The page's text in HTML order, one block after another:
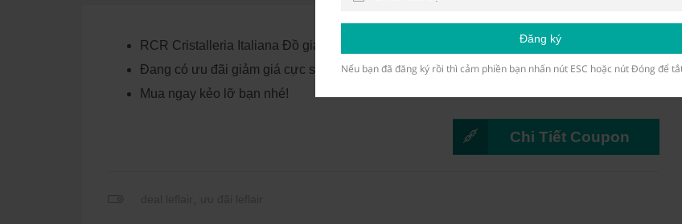
RCR Cristalleria Italiana Đồ gia dụng hàng hiệu trên Leflair
Đang có ưu đãi giảm giá cực sâu 80%mỗi sản phẩm
Mua ngay kẻo lỡ bạn nhé!
Chi Tiết Coupon
Đăng ký
Nếu bạn đã đăng ký rồi thì cảm phiền bạn nhấn nút ESC hoặc nút Đóng để